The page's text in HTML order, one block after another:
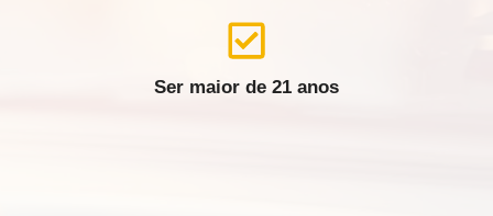
Ser maior de 21 anos